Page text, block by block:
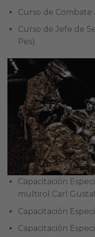
Curso de
Curso de Jefe de
Pes).
Capacitación
multirol Carl
Capacitación
Capacitación